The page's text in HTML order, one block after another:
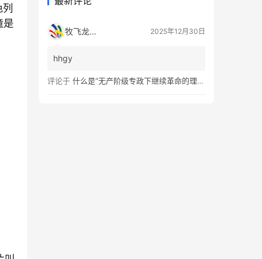
是
牧飞龙ae 2025年12月30日
hhgy
评论于 什么是“无产阶级专政下继续革命的理论”？